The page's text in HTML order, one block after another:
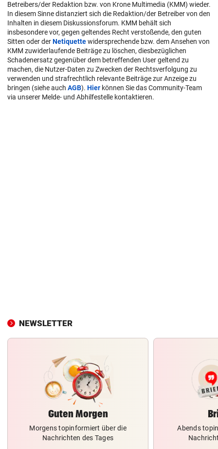
Betreibers/der Redaktion bzw. von Krone Multimedia (KMM) wieder.
In diesem Sinne distanziert sich die Redaktion/der Betreiber von den
Inhalten in diesem Diskussionsforum. KMM behält sich
insbesondere vor, gegen geltendes Recht verstoßende, den guten
Sitten oder derNetiquettewidersprechende bzw. dem Ansehen von
KMM zuwiderlaufende Beiträge zu löschen, diesbezüglichen
Schadenersatz gegenüber dem betreffenden User geltend zu
machen, die Nutzer-Daten zu Zwecken der Rechtsverfolgung zu
verwenden und strafrechtlich relevante Beiträge zur Anzeige zu
bringen (siehe auch AGB). Hier können Sie das Community-Team
via unserer Melde- und Abhilfestelle kontaktieren.
NEWSLETTER
Guten Morgen
Morgens topinformiert über die
Nachrichten des Tages
Abends